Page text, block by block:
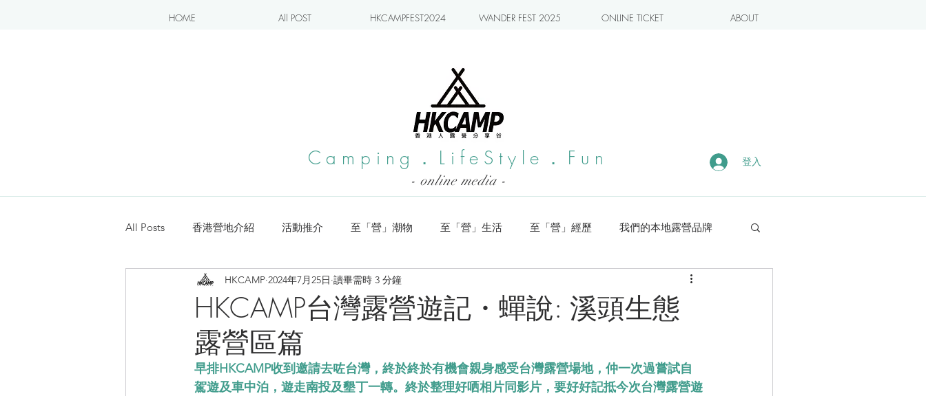
HOME All POST HKCAMPFEST2024 WANDER FEST 2025 ONLINE TICKET ABOUT
Camping．LifeStyle．Fun 登入
- online media -
All Posts 香港營地介紹 活動推介 至「營」潮物 至「營」生活 至「營」經歷 我們的本地露營品牌
露營blogger分享 新手入坑系列 小編實測 露營・遠足熱點
CAMPER音樂電影
HKCAMP台灣露營遊記・蟬說: 溪頭生態
露營區篇
HKCAMP 2024年7月25日 讀畢需時 3 分鐘
早排HKCAMP收到邀請去咗台灣，終於終於有機會親身感受台灣露營場地，仲一次過嘗試自
駕遊及車中泊，遊走南投及墾丁一轉。終於整理好哂相片同影片，要好好記抵今次台灣露營遊